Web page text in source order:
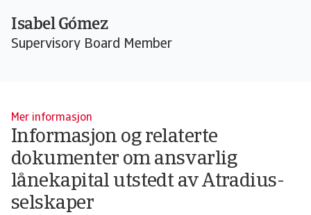
Isabel Gómez
Supervisory Board Member
Mer informasjon
Informasjon og relaterte
dokumenter om ansvarlig
lånekapital utstedt av Atradius-
selskaper